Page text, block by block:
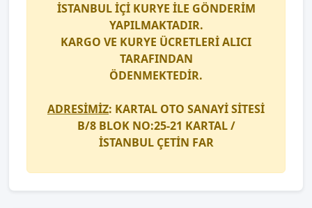
İSTANBUL İÇİ KURYE İLE GÖNDERİM
YAPILMAKTADIR.
KARGO VE KURYE ÜCRETLERİ ALICI
TARAFINDAN
ÖDENMEKTEDİR.
ADRESİMİZ: KARTAL OTO SANAYİ SİTESİ
B/8 BLOK NO:25-21 KARTAL /
İSTANBUL ÇETİN FAR